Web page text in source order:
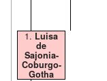
1.Luisa
de
Sajonia-
Coburgo-
Gotha